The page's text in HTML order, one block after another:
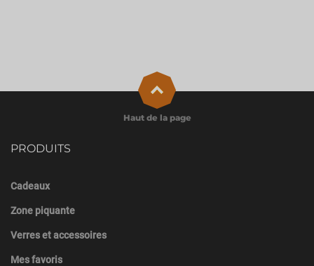
PRODUITS
Cadeaux
Zone piquante
Verres et accessoires
Mes favoris
Haut de la page